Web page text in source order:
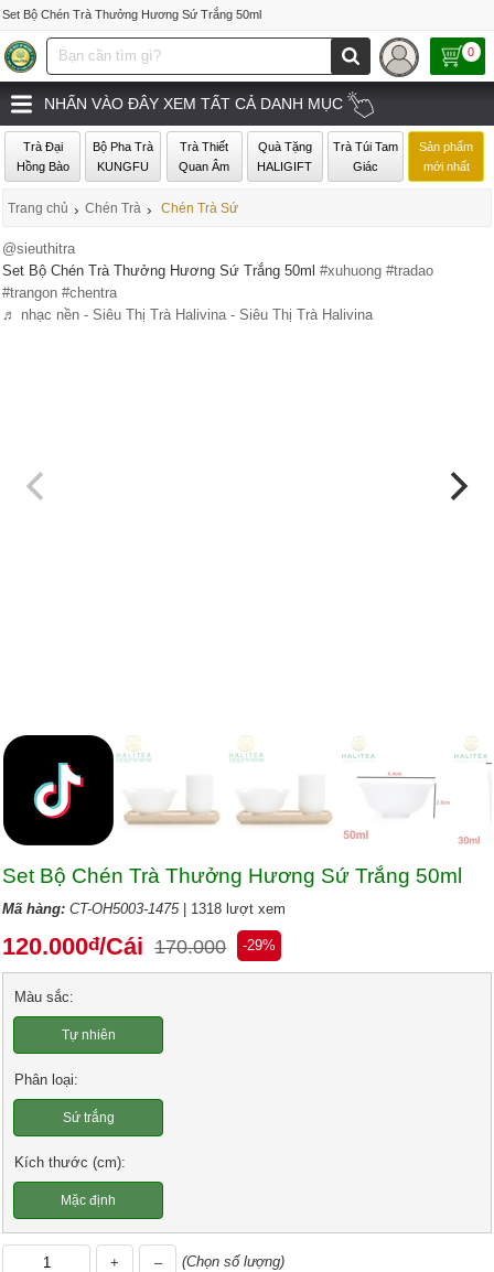
Set Bộ Chén Trà Thưởng Hương Sứ Trắng 50ml
0
NHẤN VÀO ĐÂY XEM TẤT CẢ DANH MỤC
Trà Đại
Hồng Bào
Bộ Pha Trà
KUNGFU
Trà Thiết
Quan Âm
Quà Tặng
HALIGIFT
Trà Túi Tam
Giác
Sản phẩm
mới nhất
Trang chủ › Chén Trà › Chén Trà Sứ
@sieuthitra
Set Bộ Chén Trà Thưởng Hương Sứ Trắng 50ml#xuhuong #tradao
#trangon #chentra
♬ nhạc nền - Siêu Thị Trà Halivina - Siêu Thị Trà Halivina
Set Bộ Chén Trà Thưởng Hương Sứ Trắng 50ml
Mã hàng:CT-OH5003-1475| 1318 lượt xem
120.000đ/Cái 170.000 -29%
Màu sắc:
Tự nhiên
Phân loại:
Sứ trắng
Kích thước (cm):
Mặc định
+ – (Chọn số lượng)